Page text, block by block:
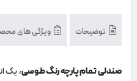
توضیحات ویژگی های
صندلی تمام پارچه رنگ طوسی، یک